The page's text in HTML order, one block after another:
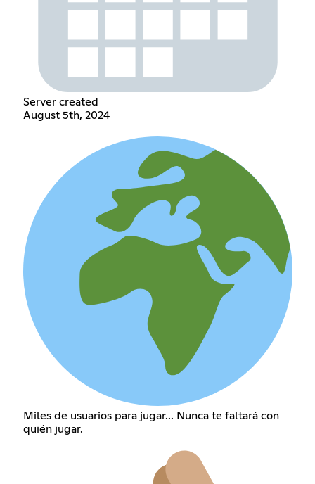
Server created
August 5th, 2024
Miles de usuarios para jugar... Nunca te faltará con
quién jugar.